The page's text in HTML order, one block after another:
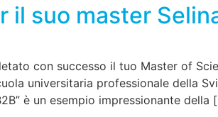
il suo master
con successo il tuo Master of
universitaria professionale della
è un esempio impressionante della